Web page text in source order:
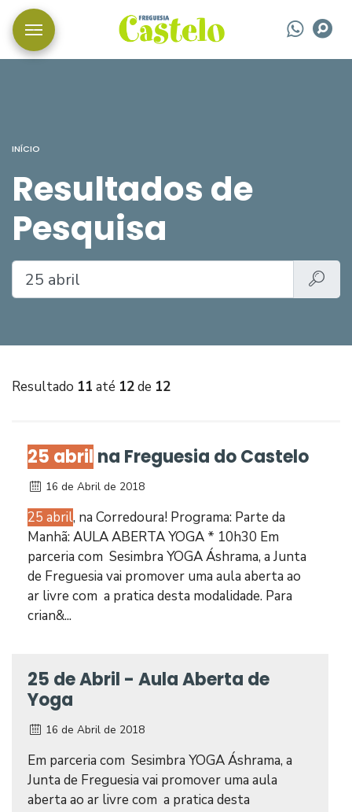
INÍCIO
Resultados de
Pesquisa
Resultado 11 até 12de 12
25 abril na Freguesia do Castelo
16 de Abril de 2018
25 abril, na Corredoura! Programa: Parte da
Manhã: AULA ABERTA YOGA * 10h30 Em
parceria com Sesimbra YOGA Áshrama, a Junta
de Freguesia vai promover uma aula aberta ao
ar livre com a pratica desta modalidade. Para
crian&...
25 de Abril - Aula Aberta de
Yoga
16 de Abril de 2018
Em parceria com Sesimbra YOGA Áshrama, a
Junta de Freguesia vai promover uma aula
aberta ao ar livre com a pratica desta